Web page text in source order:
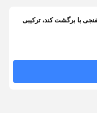
با برگشت کند، ترکیبی